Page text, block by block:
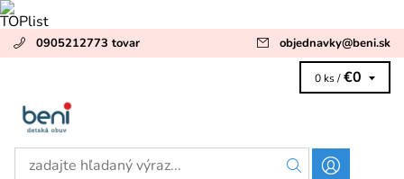
0905212773 tovar objednavky@beni.sk
0 ks / €0